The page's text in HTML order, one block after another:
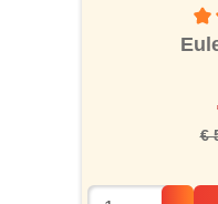
€